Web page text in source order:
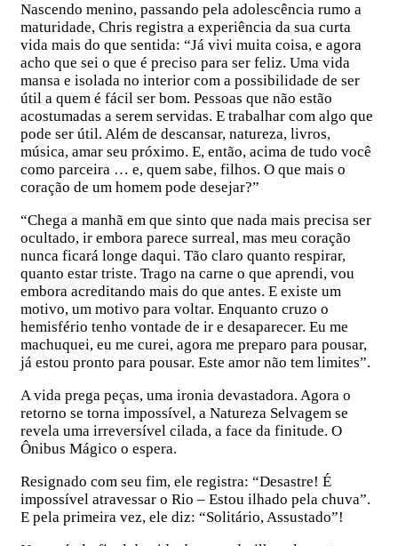
Nascendo menino, passando pela adolescência rumo a
maturidade, Chris registra a experiência da sua curta
vida mais do que sentida: “Já vivi muita coisa, e agora
acho que sei o que é preciso para ser feliz. Uma vida
mansa e isolada no interior com a possibilidade de ser
útil a quem é fácil ser bom. Pessoas que não estão
acostumadas a serem servidas. E trabalhar com algo que
pode ser útil. Além de descansar, natureza, livros,
música, amar seu próximo. E, então, acima de tudo você
como parceira … e, quem sabe, filhos. O que mais o
coração de um homem pode desejar?”
“Chega a manhã em que sinto que nada mais precisa ser
ocultado, ir embora parece surreal, mas meu coração
nunca ficará longe daqui. Tão claro quanto respirar,
quanto estar triste. Trago na carne o que aprendi, vou
embora acreditando mais do que antes. E existe um
motivo, um motivo para voltar. Enquanto cruzo o
hemisfério tenho vontade de ir e desaparecer. Eu me
machuquei, eu me curei, agora me preparo para pousar,
já estou pronto para pousar. Este amor não tem limites”.
A vida prega peças, uma ironia devastadora. Agora o
retorno se torna impossível, a Natureza Selvagem se
revela uma irreversível cilada, a face da finitude. O
Ônibus Mágico o espera.
Resignado com seu fim, ele registra: “Desastre! É
impossível atravessar o Rio – Estou ilhado pela chuva”.
E pela primeira vez, ele diz: “Solitário, Assustado”!